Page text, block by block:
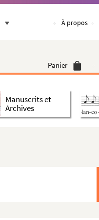
À propos
Panier
Manuscrits et
Archives